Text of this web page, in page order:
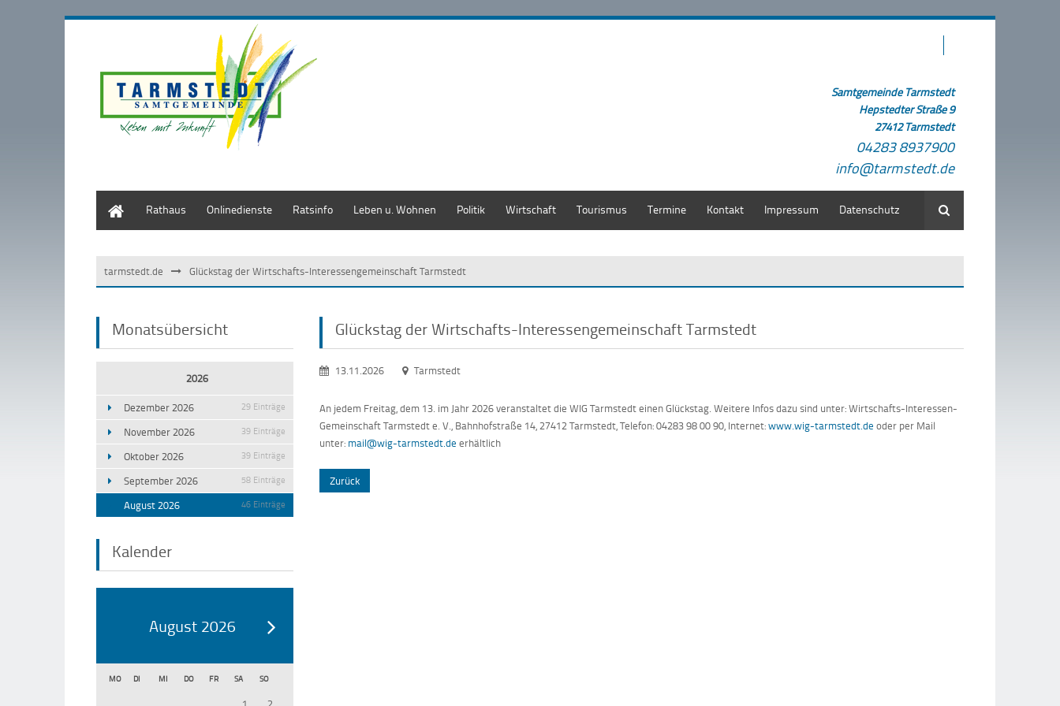
Samtgemeinde Tarmstedt
Hepstedter Straße 9
27412 Tarmstedt
04283 8937900
info@tarmstedt.de
Rathaus Onlinedienste Ratsinfo Leben u. Wohnen Politik Wirtschaft Tourismus Termine Kontakt Impressum Datenschutz Suche
tarmstedt.de Glückstag der Wirtschafts-Interessengemeinschaft Tarmstedt
Monatsübersicht
2026
Dezember 2026 29 Einträge
November 2026 39 Einträge
Oktober 2026 39 Einträge
September 2026 58 Einträge
August 2026 46 Einträge
Kalender
August 2026
MO DI MI DO FR SA SO
Glückstag der Wirtschafts-Interessengemeinschaft Tarmstedt
13.11.2026 Tarmstedt
An jedem Freitag, dem 13. im Jahr 2026 veranstaltet die WIG Tarmstedt einen Glückstag. Weitere Infos dazu sind unter: Wirtschafts-Interessen-
Gemeinschaft Tarmstedt e. V., Bahnhofstraße 14, 27412 Tarmstedt, Telefon: 04283 98 00 90, Internet:www.wig-tarmstedt.deoder per Mail
unter: mail@wig-tarmstedt.de erhältlich
Zurück